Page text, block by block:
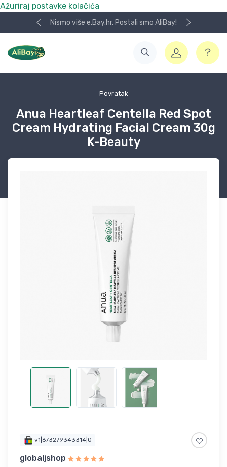
Ažuriraj postavke kolačića
Nismo više e.Bay.hr. Postali smo AliBay!
Povratak
Anua Heartleaf Centella Red Spot
Cream Hydrating Facial Cream 30g
K-Beauty
v1|673279343314|0
globaljshop